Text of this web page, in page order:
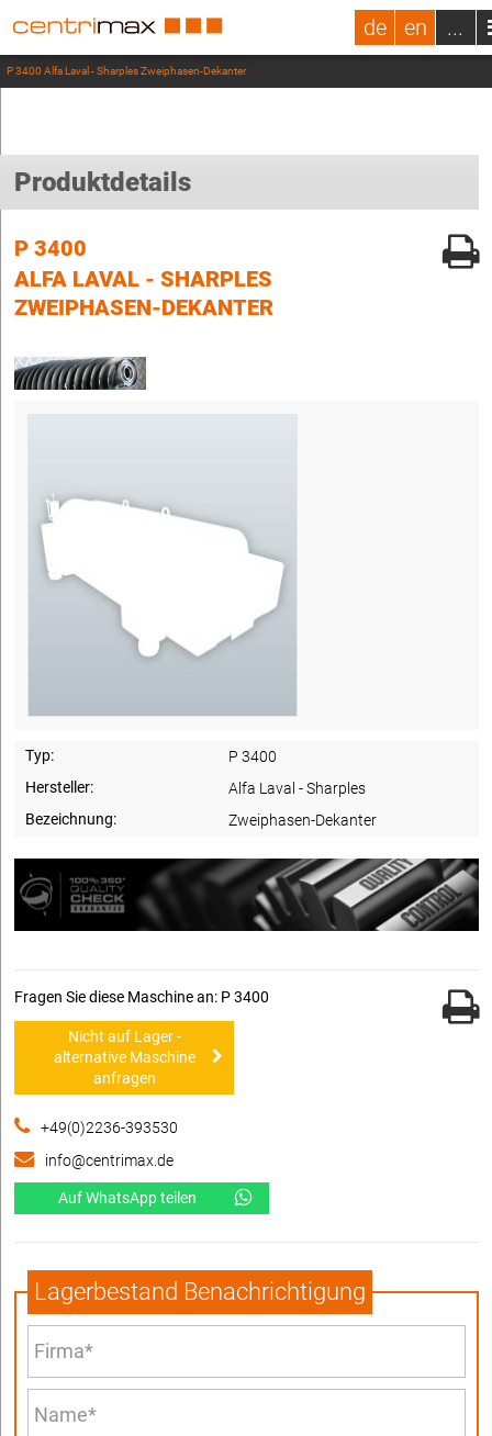
de en ...
P 3400 Alfa Laval - Sharples Zweiphasen-Dekanter
Produktdetails
P 3400
ALFA LAVAL - SHARPLES
ZWEIPHASEN-DEKANTER
Typ:
P 3400
Hersteller:
Alfa Laval - Sharples
Bezeichnung:
Zweiphasen-Dekanter
Fragen Sie diese Maschine an: P 3400
Nicht auf Lager -
alternative Maschine
anfragen
+49(0)2236-393530
info@centrimax.de
Auf WhatsApp teilen
Lagerbestand Benachrichtigung